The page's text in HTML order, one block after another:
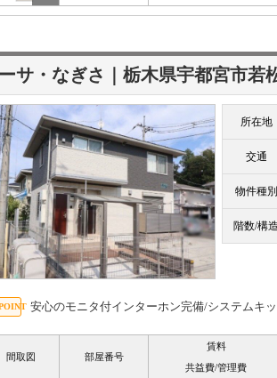
サ・なぎさ｜栃木県宇都宮市若
所在地
交通
物件種別
階数/構造
安心のモニタ付インターホン完備/システムキ
間取図 部屋番号
賃料
共益費/管理費